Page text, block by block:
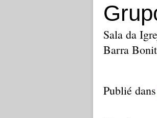
Sala da
Barra
Publié dans